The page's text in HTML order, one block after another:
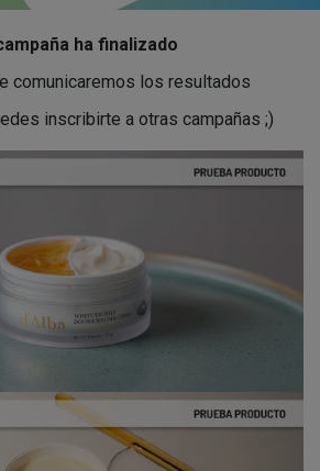
ha finalizado
comunicaremos los resultados
inscribirte a otras campañas ;)